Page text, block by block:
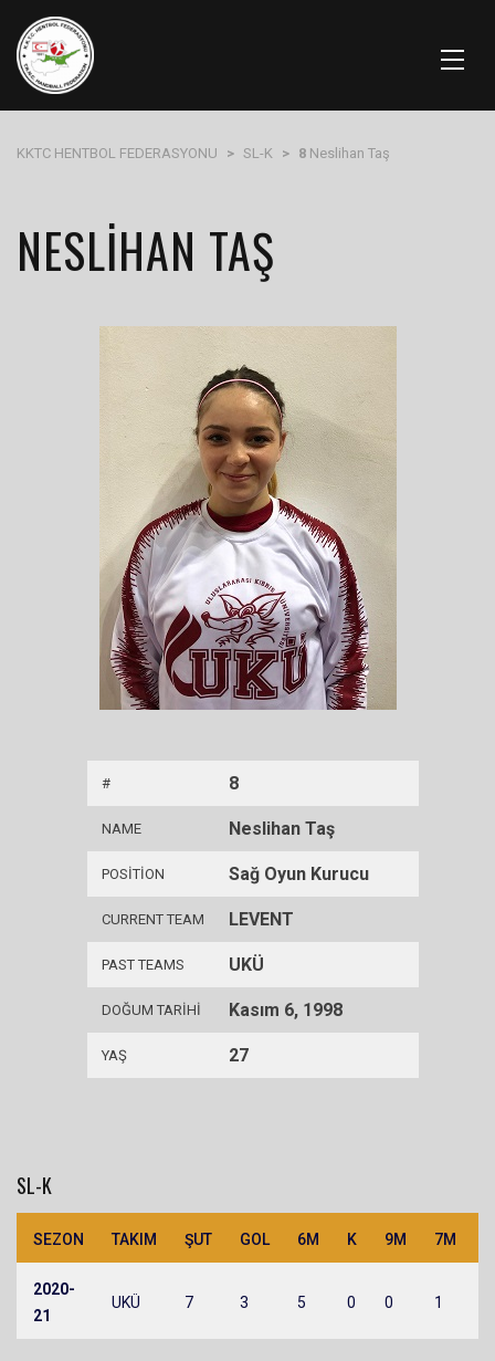
KKTC HENTBOL FEDERASYONU > SL-K > 8 Neslihan Taş
NESLIHAN TAŞ
# 8
NAME Neslihan Taş
POSITION Sağ Oyun Kurucu
CURRENT TEAM LEVENT
PAST TEAMS UKÜ
DOĞUM TARIHI Kasım 6, 1998
YAŞ 27
SL-K
SEZON TAKIM ŞUT GOL 6M K 9M 7M
2020-
21
UKÜ 7 3 5 0 0 1